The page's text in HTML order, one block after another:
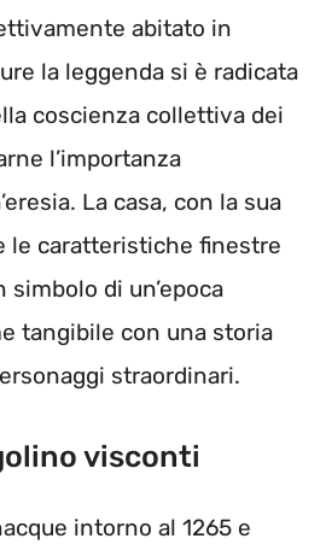
abitato in
la leggenda si è radicata
coscienza collettiva dei
l’importanza
La casa, con la sua
le caratteristiche finestre
simbolo di un’epoca
tangibile con una storia
straordinari.
visconti
intorno al 1265 e